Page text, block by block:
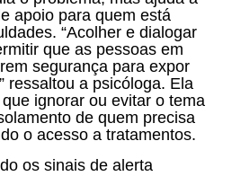
apoio para quem está
“Acolher e dialogar
que as pessoas em
segurança para expor
ressaltou a psicóloga. Ela
ignorar ou evitar o tema
de quem precisa
o acesso a tratamentos.
os sinais de alerta